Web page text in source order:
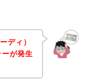
ディ）
が発生